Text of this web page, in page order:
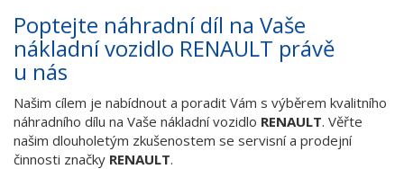
Poptejte náhradní díl na Vaše
nákladní vozidlo RENAULT právě
u nás
Našim cílem je nabídnout a poradit Vám s výběrem kvalitního
náhradního dílu na Vaše nákladní vozidlo RENAULT. Věřte
našim dlouholetým zkušenostem se servisní a prodejní
činnosti značky RENAULT.